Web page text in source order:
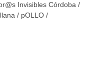
Invisibles Córdoba /
/ pOLLO /